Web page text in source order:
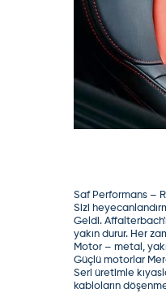
Saf Performans –
Sizi
Geldi.
yakın durur. Her
Motor – metal,
Güçlü motorlar
Seri üretimle
kabloların